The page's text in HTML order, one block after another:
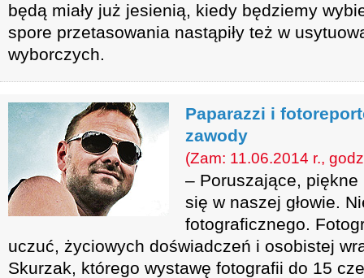
będą miały już jesienią, kiedy będziemy
spore przetasowania nastąpiły też w
wyborczych.
Paparazzi i
zawody
(Zam: 11.06.2014 r.,
– Poruszające,
się w naszej głowie.
fotograficznego.
uczuć, życiowych doświadczeń i osobistej
Skurzak, którego wystawę fotografii do 15